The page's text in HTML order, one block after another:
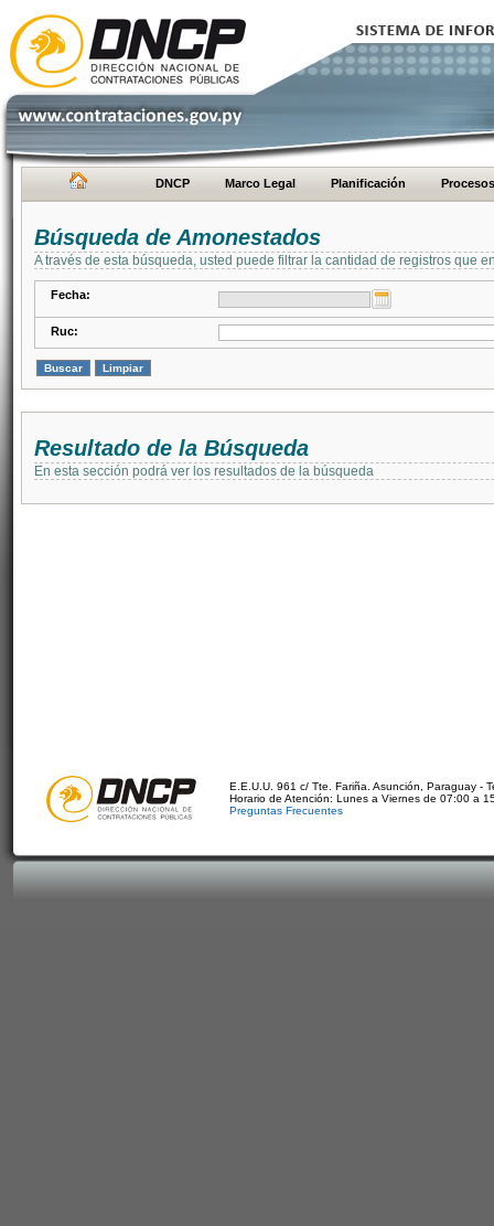
DNCP Marco Legal Planificación Procesos
Búsqueda de Amonestados
A través de esta búsqueda, usted puede filtrar la cantidad de registros que
Fecha:
Ruc:
Resultado de la Búsqueda
En esta sección podrá ver los resultados de la búsqueda
E.E.U.U. 961 c/ Tte. Fariña. Asunción, Paraguay -
Horario de Atención: Lunes a Viernes de 07:00 a
Preguntas Frecuentes